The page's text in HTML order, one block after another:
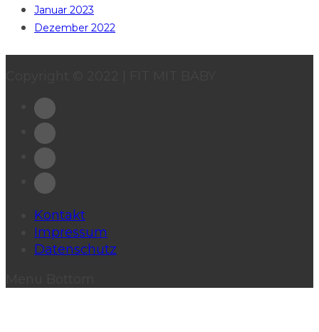
Januar 2023
Dezember 2022
Kontakt
Impressum
Datenschutz